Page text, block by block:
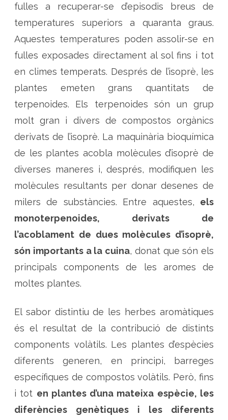
i
a
a
r
e
e
s
a
r
m
s
fulles a recuperar-se d’episodis breus de
temperatures superiors a quaranta graus.
Aquestes temperatures poden assolir-se en
fulles exposades directament al sol fins i tot
en climes temperats. Després de l’isoprè, les
plantes emeten grans quantitats de
terpenoides. Els terpenoides són un grup
molt gran i divers de compostos orgànics
derivats de l’isoprè. La maquinària bioquímica
de les plantes acobla molècules d’isoprè de
diverses maneres i, després, modifiquen les
molècules resultants per donar desenes de
milers de substàncies. Entre aquestes, els
monoterpenoides, derivats de
l’acoblament de dues molècules d’isoprè,
són importants a la cuina, donat que són els
principals components de les aromes de
moltes plantes.
El sabor distintiu de les herbes aromàtiques
és el resultat de la contribució de distints
components volàtils. Les plantes d’espècies
diferents generen, en principi, barreges
específiques de compostos volàtils. Però, fins
i tot en plantes d’una mateixa espècie, les
diferències genètiques i les diferents